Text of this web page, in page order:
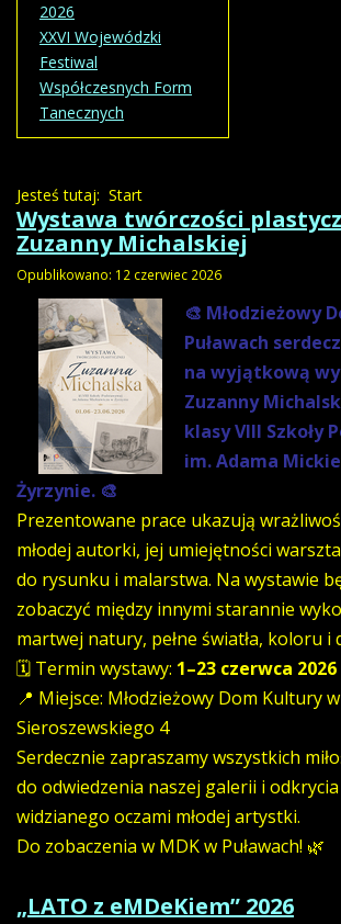
2026
XXVI Wojewódzki
Festiwal
Współczesnych Form
Tanecznych
Jesteś tutaj: Start
Wystawa twórczości
Zuzanny Michalskiej
Opublikowano: 12 czerwiec 2026
🎨 Młodzieżowy
Puławach
na wyjątkową
Zuzanny
klasy VIII Szkoły
im. Adama
Żyrzynie. 🎨
Prezentowane prace ukazują
młodej autorki, jej umiejętności
do rysunku i malarstwa. Na wystawie
zobaczyć między innymi starannie
martwej natury, pełne światła, koloru i
🗓 Termin wystawy: 1–23 czerwca 2026
📍 Miejsce: Młodzieżowy Dom Kultury w
Sieroszewskiego 4
Serdecznie zapraszamy wszystkich
do odwiedzenia naszej galerii i
widzianego oczami młodej artystki.
Do zobaczenia w MDK w Puławach! 🌿
„LATO z eMDeKiem” 2026